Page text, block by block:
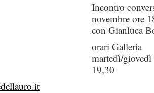
Incontro
novembre ore
con Gianluca
orari Galleria
martedì/
19,30